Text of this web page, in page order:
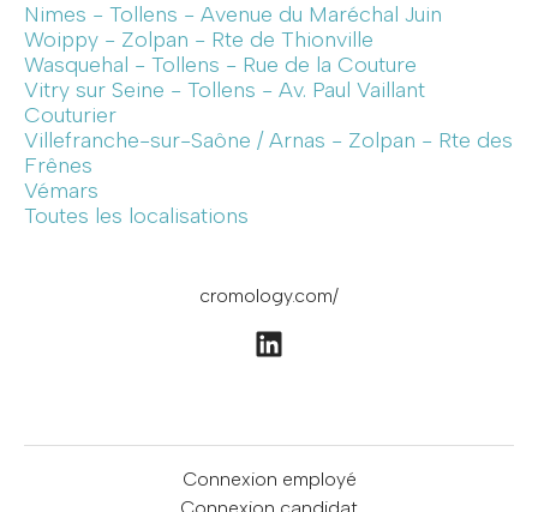
Nimes - Tollens - Avenue du Maréchal Juin
Woippy - Zolpan - Rte de Thionville
Wasquehal - Tollens - Rue de la Couture
Vitry sur Seine - Tollens - Av. Paul Vaillant
Couturier
Villefranche-sur-Saône / Arnas - Zolpan - Rte des
Frênes
Vémars
Toutes les localisations
cromology.com/
Connexion employé